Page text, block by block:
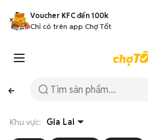
Voucher KFC đến 100k
Chỉ có trên app Chợ Tốt
Khu vực: Gia Lai